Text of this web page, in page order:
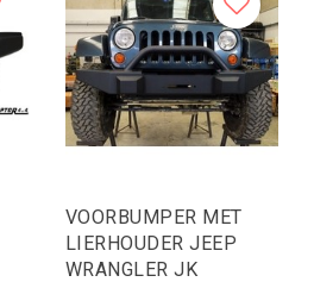
VOORBUMPER MET
LIERHOUDER JEEP
WRANGLER JK